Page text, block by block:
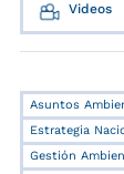
Videos
Asuntos
Estrategia
Gestión